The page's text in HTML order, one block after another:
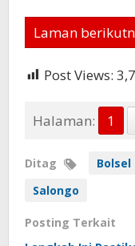
Laman
Post Views:
Halaman: 1
Ditag Bolsel
Salongo
Posting Terkait